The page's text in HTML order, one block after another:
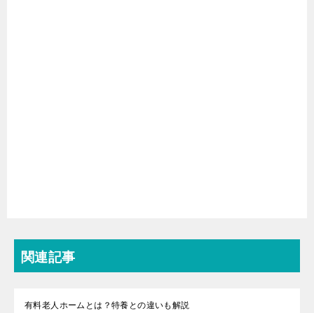
関連記事
有料老人ホームとは？特養との違いも解説